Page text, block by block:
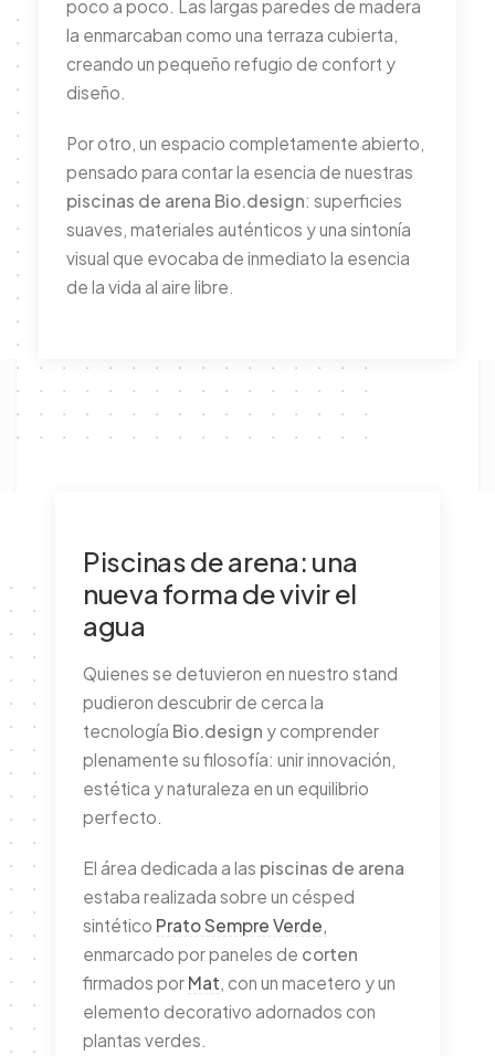
poco a poco. Las largas paredes de madera
la enmarcaban como una terraza cubierta,
creando un pequeño refugio de confort y
diseño.
Por otro, un espacio completamente abierto,
pensado para contar la esencia de nuestras
piscinas de arena Bio.design: superficies
suaves, materiales auténticos y una sintonía
visual que evocaba de inmediato la esencia
de la vida al aire libre.
Piscinas de arena: una
nueva forma de vivir el
agua
Quienes se detuvieron en nuestro stand
pudieron descubrir de cerca la
tecnología Bio.design y comprender
plenamente su filosofía: unir innovación,
estética y naturaleza en un equilibrio
perfecto.
El área dedicada a las piscinas de arena
estaba realizada sobre un césped
sintético Prato Sempre Verde,
enmarcado por paneles de corten
firmados por Mat, con un macetero y un
elemento decorativo adornados con
plantas verdes.